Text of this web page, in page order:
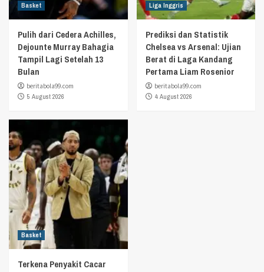
Basket
Pulih dari Cedera Achilles,
Dejounte Murray Bahagia
Tampil Lagi Setelah 13
Bulan
beritabola99.com
5 August 2026
Liga Inggris
Prediksi dan Statistik
Chelsea vs Arsenal: Ujian
Berat di Laga Kandang
Pertama Liam Rosenior
beritabola99.com
4 August 2026
Basket
Terkena Penyakit Cacar